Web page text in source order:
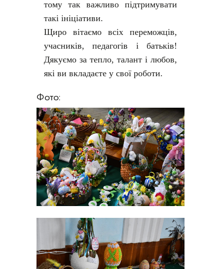
тому так важливо підтримувати
такі ініціативи.
Щиро вітаємо всіх переможців,
учасників, педагогів і батьків!
Дякуємо за тепло, талант і любов,
які ви вкладаєте у свої роботи.
Фото: